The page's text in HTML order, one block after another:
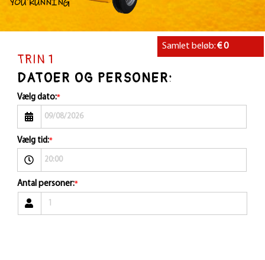
Samlet beløb:€0
TRIN 1
DATOER OG PERSONER:
Vælg dato:*
Vælg tid:*
Antal personer:*
1